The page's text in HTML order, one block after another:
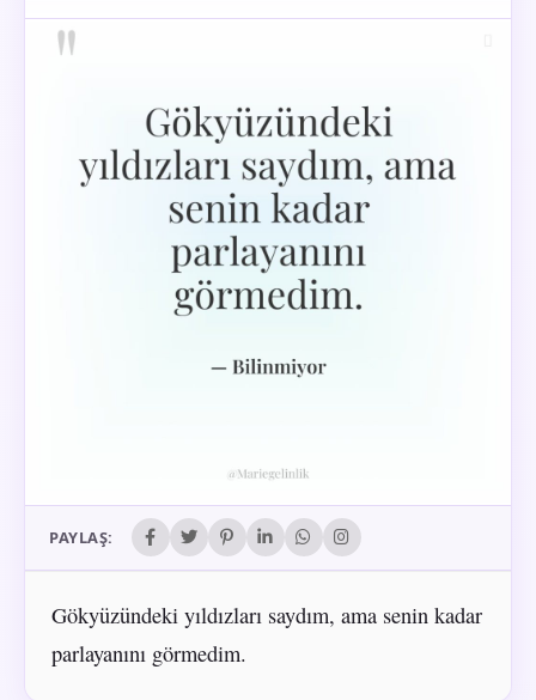
PAYLAŞ:
Gökyüzündeki yıldızları saydım, ama senin kadar
parlayanını görmedim.